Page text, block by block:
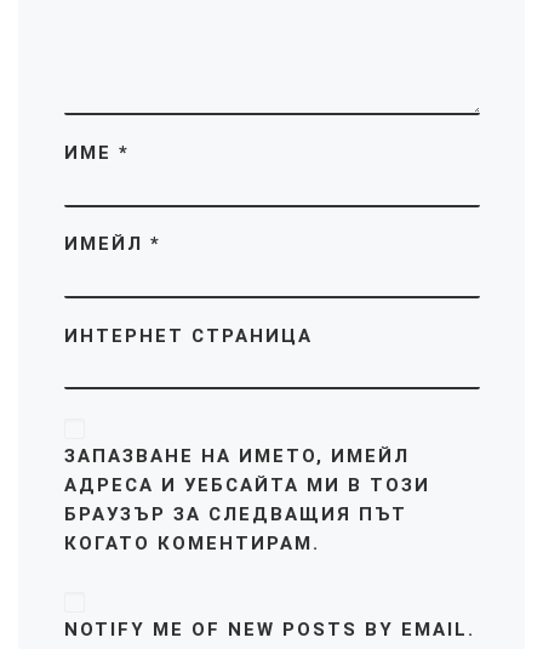
ИМЕ *
ИМЕЙЛ *
ИНТЕРНЕТ СТРАНИЦА
ЗАПАЗВАНЕ НА ИМЕТО, ИМЕЙЛ
АДРЕСА И УЕБСАЙТА МИ В ТОЗИ
БРАУЗЪР ЗА СЛЕДВАЩИЯ ПЪТ
КОГАТО КОМЕНТИРАМ.
NOTIFY ME OF NEW POSTS BY EMAIL.